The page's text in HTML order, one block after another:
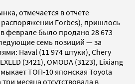
отмечается в отчете
распоряжении Forbes), пришлось
феврале было продано 28 673
семь позиций — за
Haval (11 974 штуки), Chery
(3421), OMODA (3123), Lixiang
ТОП-10 японская Toyota
месяца отсутствовала в